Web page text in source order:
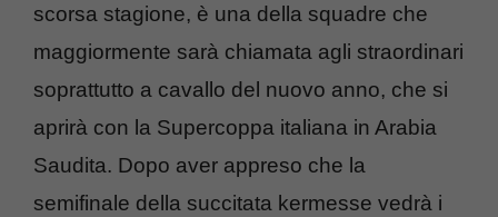
scorsa stagione, è una della squadre che
maggiormente sarà chiamata agli straordinari
soprattutto a cavallo del nuovo anno, che si
aprirà con la Supercoppa italiana in Arabia
Saudita. Dopo aver appreso che la
semifinale della succitata kermesse vedrà i